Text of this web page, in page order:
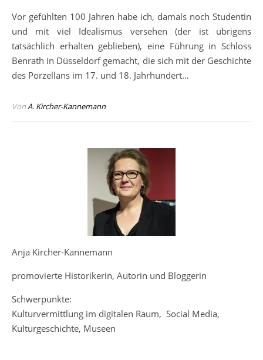
Vor gefühlten 100 Jahren habe ich, damals noch Studentin
und mit viel Idealismus versehen (der ist übrigens
tatsächlich erhalten geblieben), eine Führung in Schloss
Benrath in Düsseldorf gemacht, die sich mit der Geschichte
des Porzellans im 17. und 18. Jahrhundert…
VonA. Kircher-Kannemann
Anja Kircher-Kannemann
promovierte Historikerin, Autorin und Bloggerin
Schwerpunkte:
Kulturvermittlung im digitalen Raum, Social Media,
Kulturgeschichte, Museen